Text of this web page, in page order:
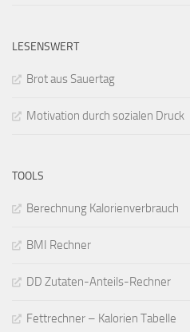
LESENSWERT
Brot aus Sauertag
Motivation durch sozialen Druck
TOOLS
Berechnung Kalorienverbrauch
BMI Rechner
DD Zutaten-Anteils-Rechner
Fettrechner – Kalorien Tabelle